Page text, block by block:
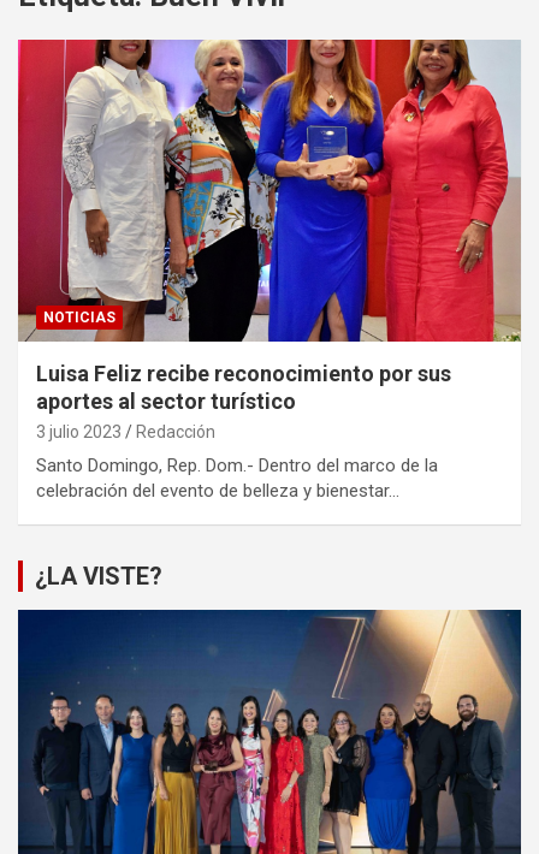
NOTICIAS
Luisa Feliz recibe reconocimiento por sus
aportes al sector turístico
3 julio 2023 Redacción
Santo Domingo, Rep. Dom.- Dentro del marco de la
celebración del evento de belleza y bienestar…
¿LA VISTE?